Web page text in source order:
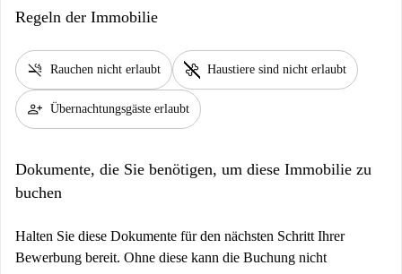
Regeln der Immobilie
smoke_free Rauchen nicht erlaubt pet_supplies Haustiere sind nicht erlaubt
person_add Übernachtungsgäste erlaubt
Dokumente, die Sie benötigen, um diese Immobilie zu
buchen
Halten Sie diese Dokumente für den nächsten Schritt Ihrer
Bewerbung bereit. Ohne diese kann die Buchung nicht